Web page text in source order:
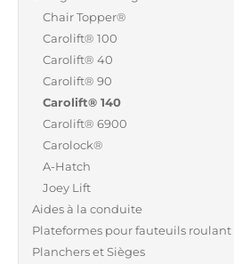
Véhicules utilitaires
Nous
Trouver un revendeur
Chair Topper®
Carolift® 100
Carolift® 40
Carolift® 90
Carolift® 140
Carolift® 6900
Carolock®
A-Hatch
Joey Lift
Aides à la conduite
Plateformes pour fauteuils roulant
Planchers et Sièges